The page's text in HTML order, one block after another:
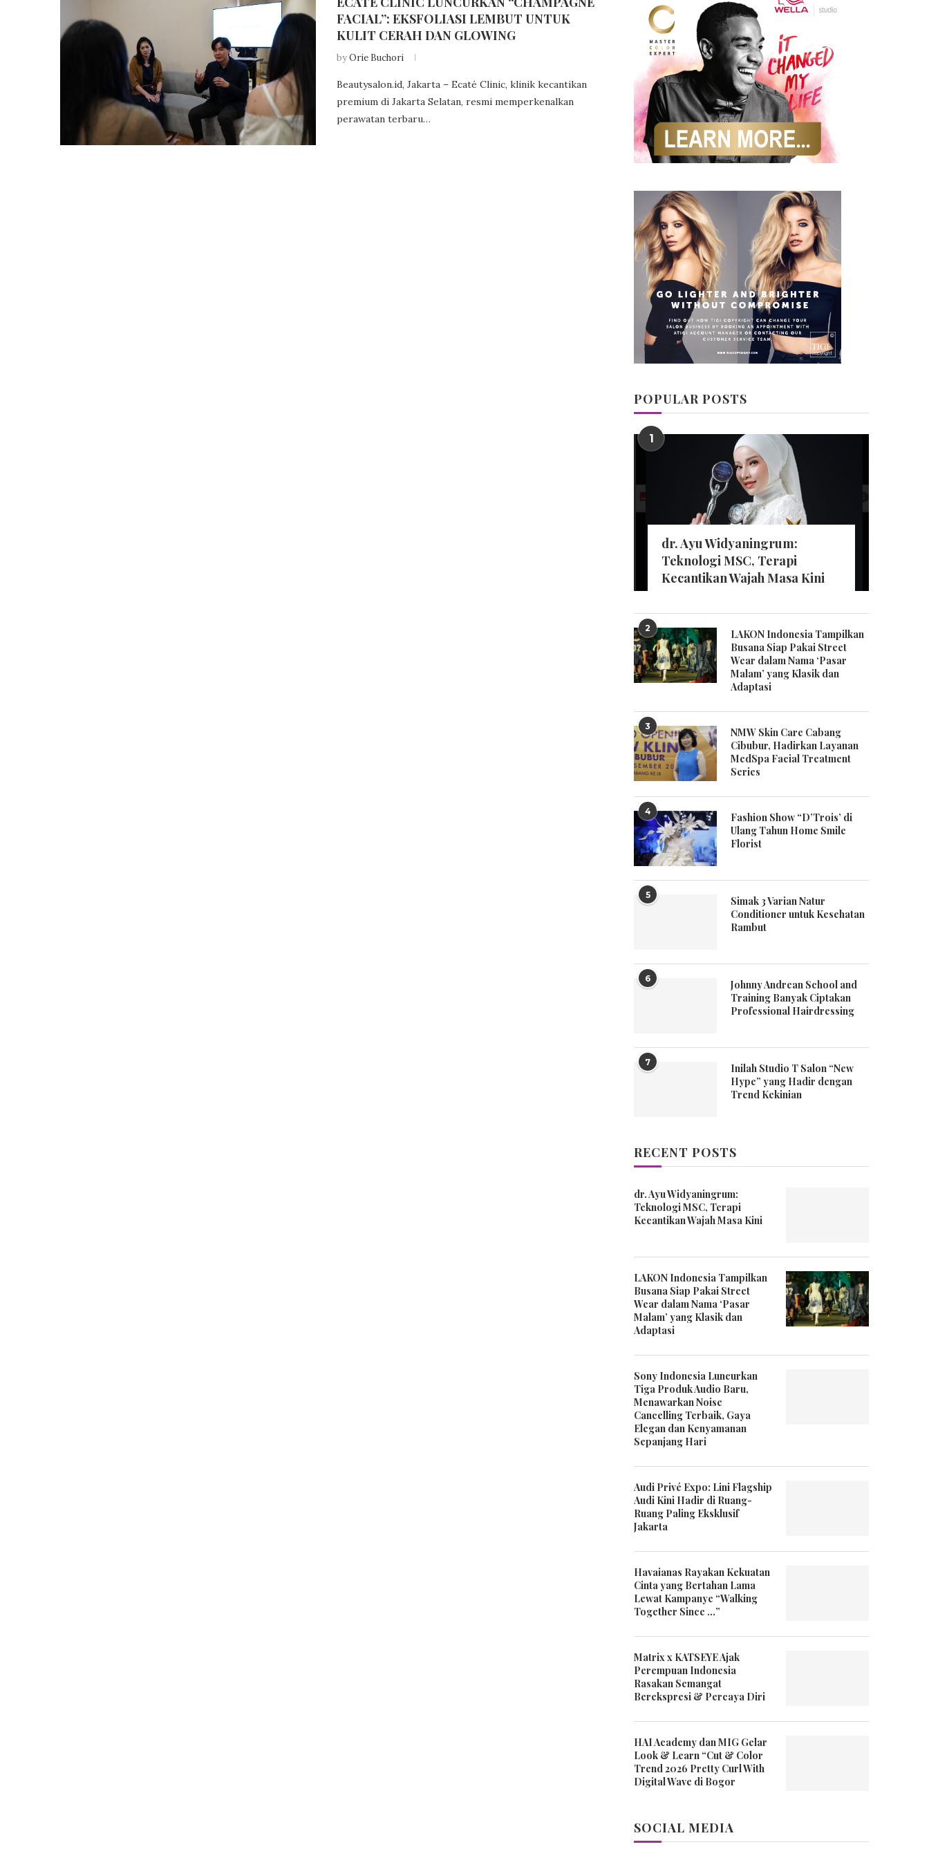
FACIAL”: EKSFOLIASI LEMBUT UNTUK
KULIT CERAH DAN GLOWING
byOrie Buchori
Beautysalon.id, Jakarta – Ecaté Clinic, klinik kecantikan
premium di Jakarta Selatan, resmi memperkenalkan
perawatan terbaru…
POPULAR POSTS
1
dr. Ayu Widyaningrum:
Teknologi MSC, Terapi
Kecantikan Wajah Masa Kini
2
LAKON Indonesia Tampilkan
Busana Siap Pakai Street
Wear dalam Nama ‘Pasar
Malam’ yang Klasik dan
Adaptasi
3
NMW Skin Care Cabang
Cibubur, Hadirkan Layanan
MedSpa Facial Treatment
Series
4
Fashion Show “D’Trois’ di
Ulang Tahun Home Smile
Florist
5
Simak 3 Varian Natur
Conditioner untuk Kesehatan
Rambut
6
Johnny Andrean School and
Training Banyak Ciptakan
Professional Hairdressing
7
Inilah Studio T Salon “New
Hype” yang Hadir dengan
Trend Kekinian
RECENT POSTS
dr. Ayu Widyaningrum:
Teknologi MSC, Terapi
Kecantikan Wajah Masa Kini
LAKON Indonesia Tampilkan
Busana Siap Pakai Street
Wear dalam Nama ‘Pasar
Malam’ yang Klasik dan
Adaptasi
Sony Indonesia Luncurkan
Tiga Produk Audio Baru,
Menawarkan Noise
Cancelling Terbaik, Gaya
Elegan dan Kenyamanan
Sepanjang Hari
Audi Privé Expo: Lini Flagship
Audi Kini Hadir di Ruang-
Ruang Paling Eksklusif
Jakarta
Havaianas Rayakan Kekuatan
Cinta yang Bertahan Lama
Lewat Kampanye “Walking
Together Since …”
Matrix x KATSEYE Ajak
Perempuan Indonesia
Rasakan Semangat
Berekspresi & Percaya Diri
HAI Academy dan MIG Gelar
Look & Learn “Cut & Color
Trend 2026 Pretty Curl With
Digital Wave di Bogor
SOCIAL MEDIA